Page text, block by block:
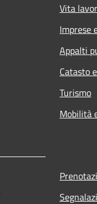
Vita
Imprese
Appalti
Catasto
Turismo
Mobilità